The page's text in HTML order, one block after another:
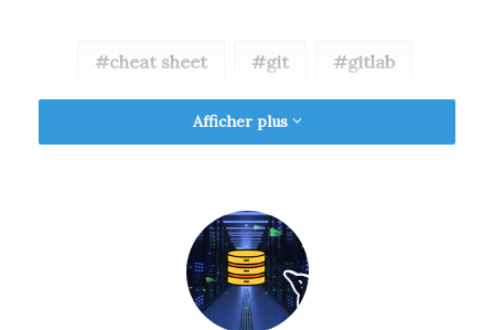
cheat sheet git gitlab
Afficher plus